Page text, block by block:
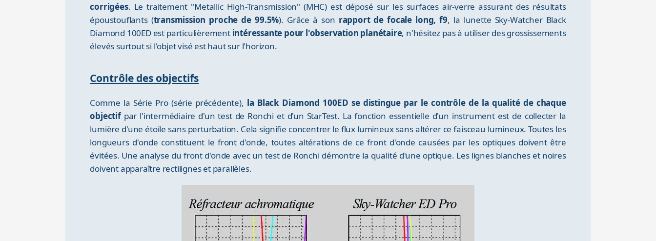
corrigées. Le traitement "Metallic High-Transmission" (MHC) est déposé sur les surfaces air-verre assurant des résultats
époustouflants (transmission proche de 99.5%). Grâce à son rapport de focale long, f9, la lunette Sky-Watcher Black
Diamond 100ED est particulièrement intéressante pour l'observation planétaire, n'hésitez pas à utiliser des grossissements
élevés surtout si l'objet visé est haut sur l'horizon.
Contrôle des objectifs
Comme la Série Pro (série précédente), la Black Diamond 100ED se distingue par le contrôle de la qualité de chaque
objectifpar l'intermédiaire d'un test de Ronchi et d'un StarTest. La fonction essentielle d'un instrument est de collecter la
lumière d'une étoile sans perturbation. Cela signifie concentrer le flux lumineux sans altérer ce faisceau lumineux. Toutes les
longueurs d'onde constituent le front d'onde, toutes altérations de ce front d'onde causées par les optiques doivent être
évitées. Une analyse du front d'onde avec un test de Ronchi démontre la qualité d'une optique. Les lignes blanches et noires
doivent apparaître rectilignes et parallèles.